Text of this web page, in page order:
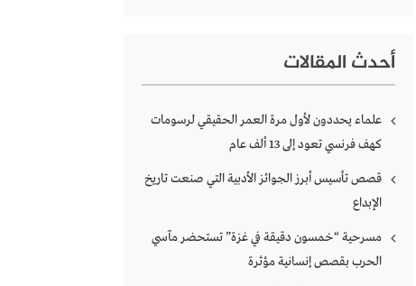
أحدث المقالات
علماء يحددون لأول مرة العمر الحقيقي لرسومات
كهف فرنسي تعود إلى 13 ألف عام
قصص تأسيس أبرز الجوائز الأدبية التي صنعت تاريخ
الإبداع
مسرحية “خمسون دقيقة في غزة” تستحضر مآسي
الحرب بقصص إنسانية مؤثرة